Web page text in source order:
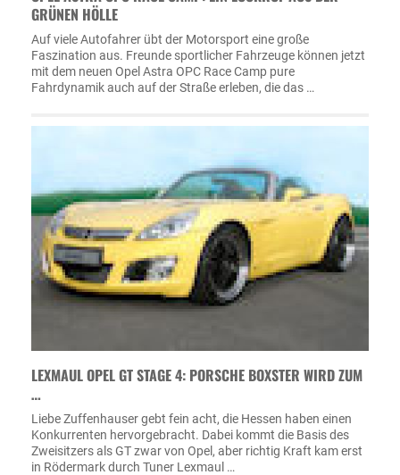
GRÜNEN HÖLLE
Auf viele Autofahrer übt der Motorsport eine große
Faszination aus. Freunde sportlicher Fahrzeuge können jetzt
mit dem neuen Opel Astra OPC Race Camp pure
Fahrdynamik auch auf der Straße erleben, die das …
LEXMAUL OPEL GT STAGE 4: PORSCHE BOXSTER WIRD ZUM
…
Liebe Zuffenhauser gebt fein acht, die Hessen haben einen
Konkurrenten hervorgebracht. Dabei kommt die Basis des
Zweisitzers als GT zwar von Opel, aber richtig Kraft kam erst
in Rödermark durch Tuner Lexmaul …